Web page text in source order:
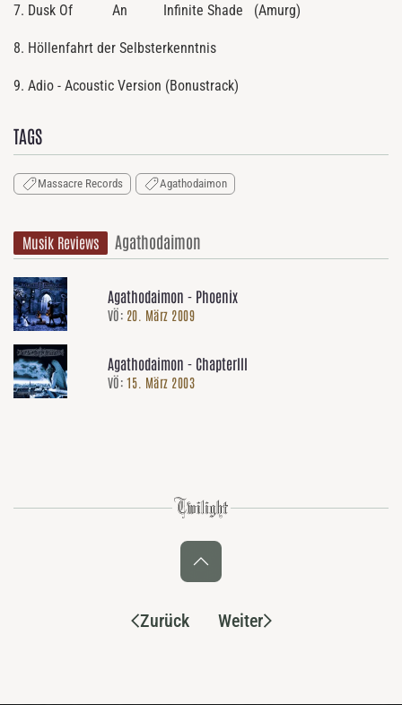
7. Dusk Of An Infinite Shade (Amurg)
8. Höllenfahrt der Selbsterkenntnis
9. Adio - Acoustic Version (Bonustrack)
TAGS
Massacre Records Agathodaimon
Musik Reviews Agathodaimon
Agathodaimon - Phoenix
VÖ: 20. März 2009
Agathodaimon - ChapterIII
VÖ: 15. März 2003
Zurück Weiter